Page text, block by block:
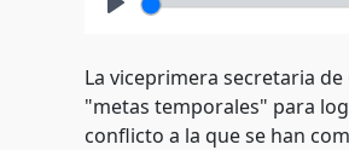
La viceprimera secretaria
"metas temporales" para
conflicto a la que se han